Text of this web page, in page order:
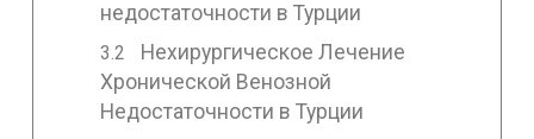
недостаточности в Турции
Нехирургическое Лечение
Хронической Венозной
Недостаточности в Турции